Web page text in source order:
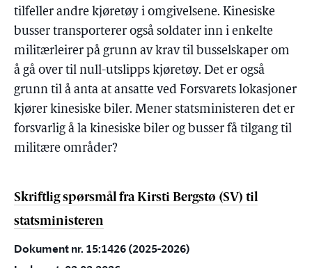
tilfeller andre kjøretøy i omgivelsene. Kinesiske
busser transporterer også soldater inn i enkelte
militærleirer på grunn av krav til busselskaper om
å gå over til null-utslipps kjøretøy. Det er også
grunn til å anta at ansatte ved Forsvarets lokasjoner
kjører kinesiske biler. Mener statsministeren det er
forsvarlig å la kinesiske biler og busser få tilgang til
militære områder?
Skriftlig spørsmål fra Kirsti Bergstø (SV) til
statsministeren
Dokument nr. 15:1426 (2025-2026)